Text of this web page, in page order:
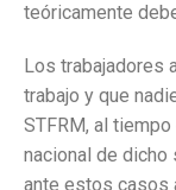
teóricamente
Los trabajadores
trabajo y que
STFRM, al
nacional de dicho
ante estos casos